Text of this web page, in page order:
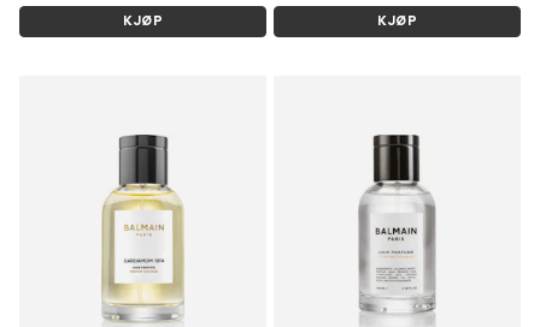
KJØP KJØP